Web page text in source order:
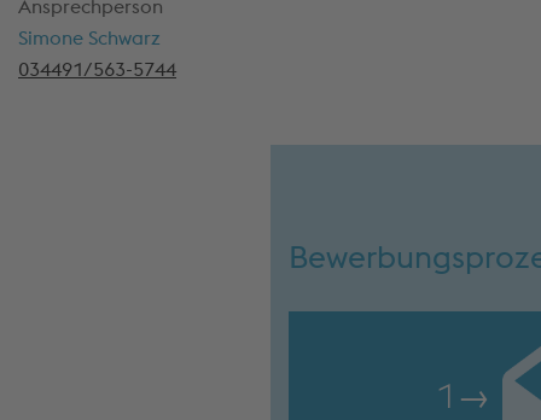
Ansprechperson
Simone Schwarz
034491/563-5744
1 →